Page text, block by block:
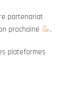
partenariat
prochaine
.
plateformes